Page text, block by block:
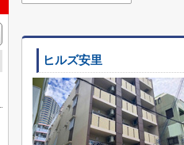
ヒルズ安里